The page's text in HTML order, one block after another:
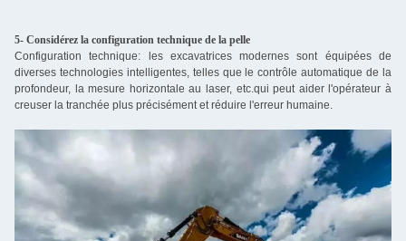
5- Considérez la configuration technique de la pelle
Configuration technique: les excavatrices modernes sont équipées de
diverses technologies intelligentes, telles que le contrôle automatique de la
profondeur, la mesure horizontale au laser, etc.qui peut aider l'opérateur à
creuser la tranchée plus précisément et réduire l'erreur humaine.